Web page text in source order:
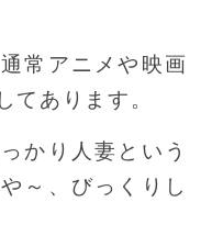
常アニメや映画
てあります。
かり人妻という
～、びっくりし